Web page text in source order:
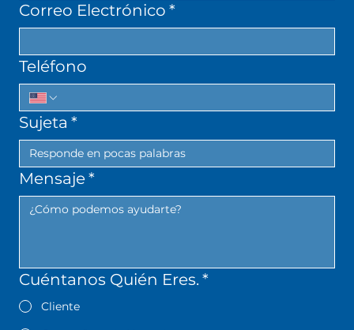
Correo Electrónico *
Teléfono
Sujeta *
Mensaje*
Cuéntanos Quién Eres. *
Cliente